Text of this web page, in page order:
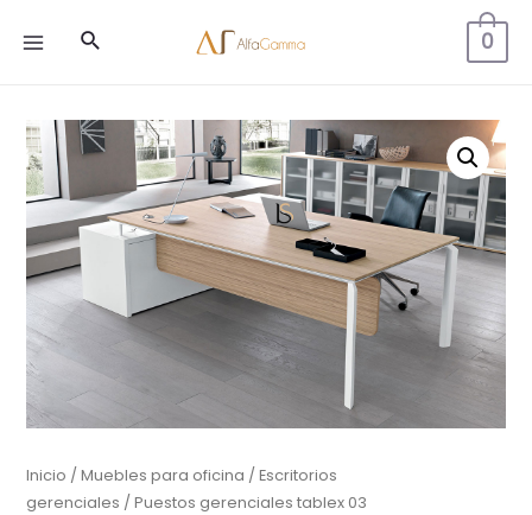
Buscar 0
Inicio /Muebles para oficina /Escritorios
gerenciales / Puestos gerenciales tablex 03